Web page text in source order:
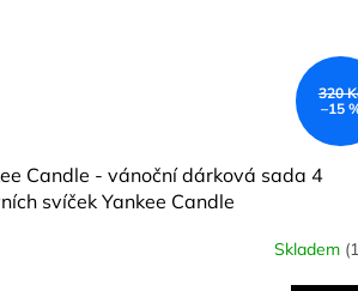
320
–15
Candle - vánoční dárková sada 4
svíček Yankee Candle
Skladem